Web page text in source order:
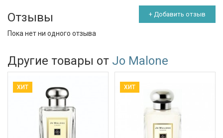
Отзывы + Добавить отзыв
Пока нет ни одного отзыва
Другие товары от Jo Malone
ХИТ ХИТ